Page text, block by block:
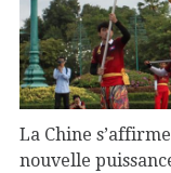
La Chine
nouvelle